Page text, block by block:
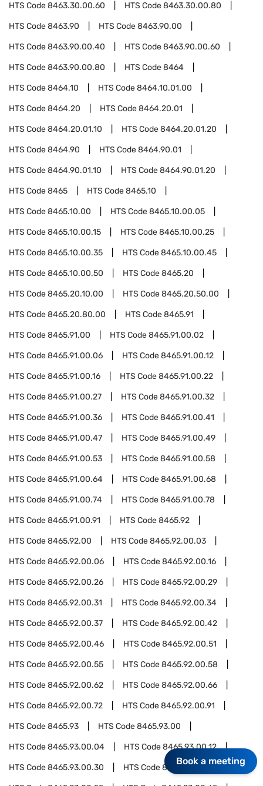
HTS Code8463.30.00.60 HTS Code8463.30.00.80
HTS Code8463.90 HTS Code8463.90.00
HTS Code8463.90.00.40 HTS Code8463.90.00.60
HTS Code8463.90.00.80 HTS Code8464
HTS Code8464.10 HTS Code8464.10.01.00
HTS Code8464.20 HTS Code8464.20.01
HTS Code8464.20.01.10 HTS Code8464.20.01.20
HTS Code8464.90 HTS Code8464.90.01
HTS Code8464.90.01.10 HTS Code8464.90.01.20
HTS Code8465 HTS Code8465.10
HTS Code8465.10.00 HTS Code8465.10.00.05
HTS Code8465.10.00.15 HTS Code8465.10.00.25
HTS Code8465.10.00.35 HTS Code8465.10.00.45
HTS Code8465.10.00.50 HTS Code8465.20
HTS Code8465.20.10.00 HTS Code8465.20.50.00
HTS Code8465.20.80.00 HTS Code8465.91
HTS Code8465.91.00 HTS Code8465.91.00.02
HTS Code8465.91.00.06 HTS Code8465.91.00.12
HTS Code8465.91.00.16 HTS Code8465.91.00.22
HTS Code8465.91.00.27 HTS Code8465.91.00.32
HTS Code8465.91.00.36 HTS Code8465.91.00.41
HTS Code8465.91.00.47 HTS Code8465.91.00.49
HTS Code8465.91.00.53 HTS Code8465.91.00.58
HTS Code8465.91.00.64 HTS Code8465.91.00.68
HTS Code8465.91.00.74 HTS Code8465.91.00.78
HTS Code8465.91.00.91 HTS Code8465.92
HTS Code8465.92.00 HTS Code8465.92.00.03
HTS Code8465.92.00.06 HTS Code8465.92.00.16
HTS Code8465.92.00.26 HTS Code8465.92.00.29
HTS Code8465.92.00.31 HTS Code8465.92.00.34
HTS Code8465.92.00.37 HTS Code8465.92.00.42
HTS Code8465.92.00.46 HTS Code8465.92.00.51
HTS Code8465.92.00.55 HTS Code8465.92.00.58
HTS Code8465.92.00.62 HTS Code8465.92.00.66
HTS Code8465.92.00.72 HTS Code8465.92.00.91
HTS Code8465.93 HTS Code8465.93.00
HTS Code8465.93.00.04 HTS Code8465.93.00.12
HTS Code8465.93.00.30 HTS Code8465.93.00.45
Book a meeting